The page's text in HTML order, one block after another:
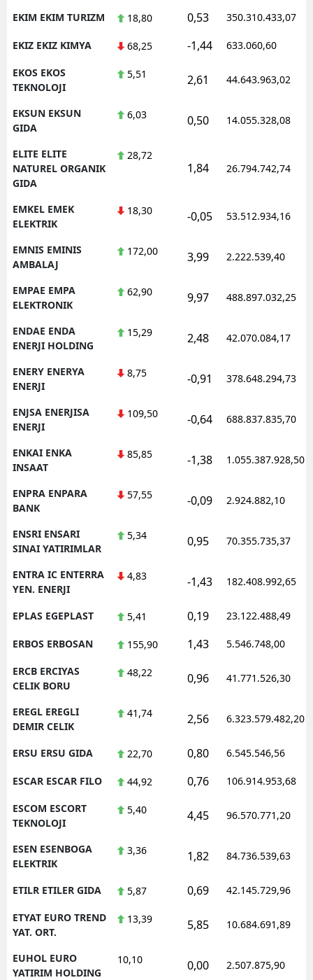
EKIM EKIM TURIZM 18,80 0,53 350.310.433,07
EKIZ EKIZ KIMYA 68,25 -1,44 633.060,60
EKOS EKOS
TEKNOLOJI
5,51 2,61 44.643.963,02
EKSUN EKSUN
GIDA
6,03 0,50 14.055.328,08
ELITE ELITE
NATUREL ORGANIK
GIDA
28,72
1,84 26.794.742,74
EMKEL EMEK
ELEKTRIK
18,30 -0,05 53.512.934,16
EMNIS EMINIS
AMBALAJ
172,00 3,99 2.222.539,40
EMPAE EMPA
ELEKTRONIK
62,90 9,97 488.897.032,25
ENDAE ENDA
ENERJI HOLDING
15,29 2,48 42.070.084,17
ENERY ENERYA
ENERJI
8,75 -0,91 378.648.294,73
ENJSA ENERJISA
ENERJI
109,50 -0,64 688.837.835,70
ENKAI ENKA
INSAAT
85,85 -1,38 1.055.387.928,50
ENPRA ENPARA
BANK
57,55 -0,09 2.924.882,10
ENSRI ENSARI
SINAI YATIRIMLAR
5,34 0,95 70.355.735,37
ENTRA IC ENTERRA
YEN. ENERJI
4,83 -1,43 182.408.992,65
EPLAS EGEPLAST 5,41 0,19 23.122.488,49
ERBOS ERBOSAN 155,90 1,43 5.546.748,00
ERCB ERCIYAS
CELIK BORU
48,22 0,96 41.771.526,30
EREGL EREGLI
DEMIR CELIK
41,74 2,56 6.323.579.482,20
ERSU ERSU GIDA 22,70 0,80 6.545.546,56
ESCAR ESCAR FILO 44,92 0,76 106.914.953,68
ESCOM ESCORT
TEKNOLOJI
5,40 4,45 96.570.771,20
ESEN ESENBOGA
ELEKTRIK
3,36 1,82 84.736.539,63
ETILR ETILER GIDA 5,87 0,69 42.145.729,96
ETYAT EURO TREND
YAT. ORT.
13,39 5,85 10.684.691,89
EUHOL EURO
YATIRIM HOLDING
10,10 0,00 2.507.875,90